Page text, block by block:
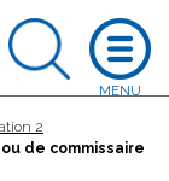
2
de commissaire